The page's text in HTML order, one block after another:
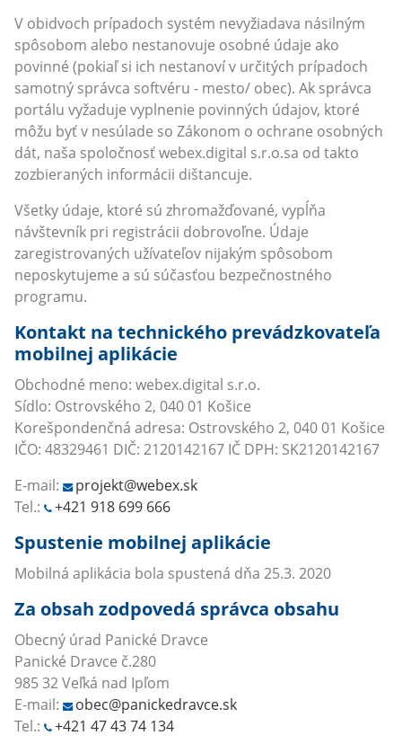
V obidvoch prípadoch systém nevyžiadava násilným
spôsobom alebo nestanovuje osobné údaje ako
povinné (pokiaľ si ich nestanoví v určitých prípadoch
samotný správca softvéru - mesto/ obec). Ak správca
portálu vyžaduje vyplnenie povinných údajov, ktoré
môžu byť v nesúlade so Zákonom o ochrane osobných
dát, naša spoločnosť webex.digital s.r.o.sa od takto
zozbieraných informácii dištancuje.
Všetky údaje, ktoré sú zhromažďované, vypĺňa
návštevník pri registrácii dobrovoľne. Údaje
zaregistrovaných užívateľov nijakým spôsobom
neposkytujeme a sú súčasťou bezpečnostného
programu.
Kontakt na technického prevádzkovateľa
mobilnej aplikácie
Obchodné meno: webex.digital s.r.o.
Sídlo: Ostrovského 2, 040 01 Košice
Korešpondenčná adresa: Ostrovského 2, 040 01 Košice
IČO: 48329461 DIČ: 2120142167 IČ DPH: SK2120142167
E-mail:
projekt@webex.sk
Tel.:
+421 918 699 666
Spustenie mobilnej aplikácie
Mobilná aplikácia bola spustená dňa 25.3. 2020
Za obsah zodpovedá správca obsahu
Obecný úrad Panické Dravce
Panické Dravce č.280
985 32 Veľká nad Ipľom
E-mail:
obec@panickedravce.sk
Tel.:
+421 47 43 74 134